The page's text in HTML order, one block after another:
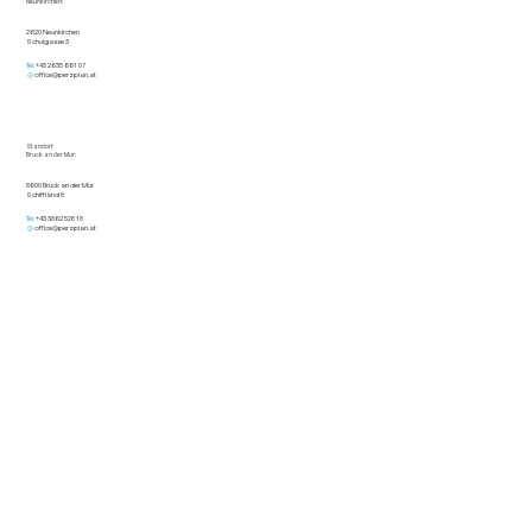
2620 Neunkirchen
Schulgasse 3
Tel. +43 2635 661 07
@ office@perzplan.at
Standort
Bruck an der Mur:
8600 Bruck an der Mur
Schiffländ 8
Tel. +43 3862 528 18
@ office@perzplan.at